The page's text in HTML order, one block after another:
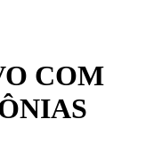
COM